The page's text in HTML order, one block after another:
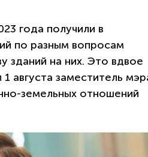
года получили в
по разным вопросам
зданий на них. Это вдвое
августа заместитель
земельных отношений